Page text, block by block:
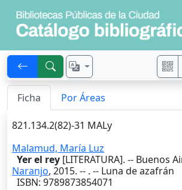
Ficha Por Áreas
821.134.2(82)-31 MALy
Malamud, María Luz
Yer el rey [LITERATURA]. -- Buenos
Naranjo, 2015. -- . -- Luna de azafrán
ISBN: 9789873854071